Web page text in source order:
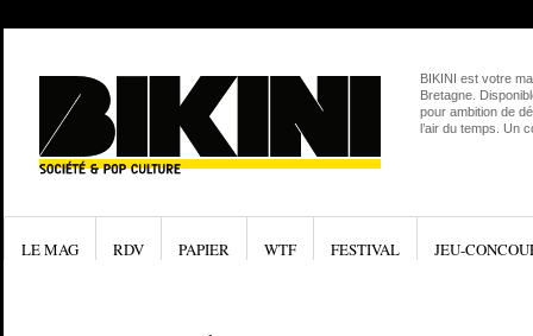
BIKINI est votre
Bretagne.
pour ambition de
l’air du temps. Un
LE MAG RDV PAPIER WTF FESTIVAL JEU-